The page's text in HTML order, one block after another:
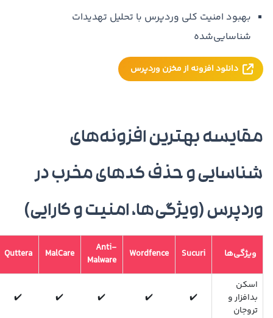
بهبود امنیت کلی وردپرس با تحلیل تهدیدات
شناسایی‌شده
دانلود افزونه از مخزن وردپرس
مقایسه بهترین افزونه‌های
شناسایی و حذف کدهای مخرب در
وردپرس (ویژگی‌ها، امنیت و کارایی)
ویژگی‌ها Sucuri
Wordfence
Anti-
Malware
MalCare
Quttera
اسکن
بدافزار و
تروجان
✔️
✔️
✔️
✔️
✔️